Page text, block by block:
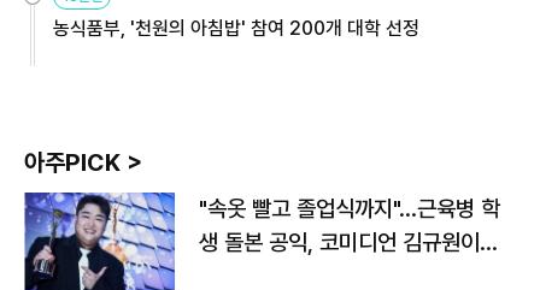
농식품부, '천원의 아침밥' 참여 200개 대학 선정
아주PICK >
"속옷 빨고 졸업식까지"…근육병 학
생 돌본 공익, 코미디언 김규원이었